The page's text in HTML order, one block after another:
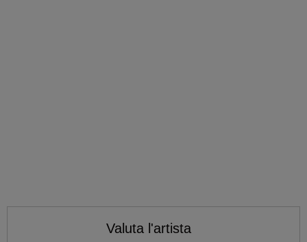
Valuta l'artista